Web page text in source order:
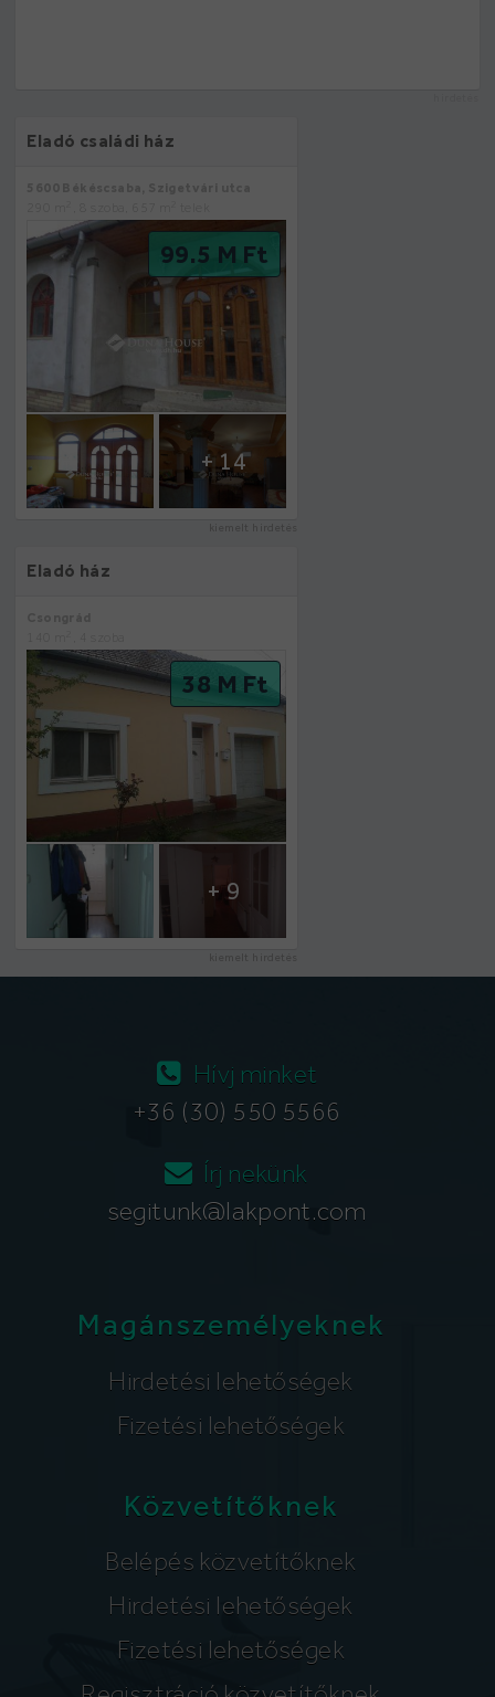
Eladó családi ház
99.5 M Ft
+ 14
kiemelt hirdetés
Eladó ház
38 M Ft
+ 9
kiemelt hirdetés
Hívj minket
+36 (30) 550 5566
Írj nekünk
segitunk@lakpont.com
Magánszemélyeknek
Hirdetési lehetőségek
Fizetési lehetőségek
Közvetítőknek
Belépés közvetítőknek
Hirdetési lehetőségek
Fizetési lehetőségek